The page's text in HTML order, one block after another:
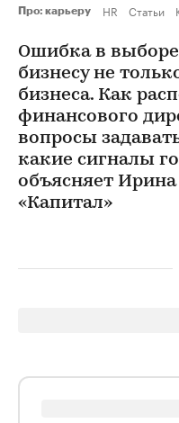
Про: карьеру HR Статьи
Ошибка в выборе
бизнесу не
бизнеса. Как
финансового
вопросы
какие сигналы
объясняет
«Капитал»